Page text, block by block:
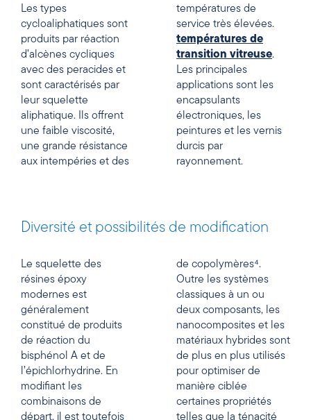
Les types
cycloaliphatiques sont
produits par réaction
d’alcènes cycliques
avec des peracides et
sont caractérisés par
leur squelette
aliphatique. Ils offrent
une faible viscosité,
une grande résistance
aux intempéries et des
températures de
service très élevées.
températures de
transition vitreuse.
Les principales
applications sont les
encapsulants
électroniques, les
peintures et les vernis
durcis par
rayonnement.
Diversité et possibilités de modification
Le squelette des
résines époxy
modernes est
généralement
constitué de produits
de réaction du
bisphénol A et de
l’épichlorhydrine. En
modifiant les
combinaisons de
départ, il est toutefois
de copolymères⁴.
Outre les systèmes
classiques à un ou
deux composants, les
nanocomposites et les
matériaux hybrides sont
de plus en plus utilisés
pour optimiser de
manière ciblée
certaines propriétés
telles que la ténacité